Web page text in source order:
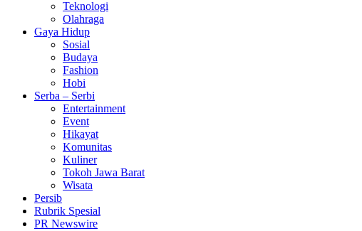
Teknologi
Olahraga
Gaya Hidup
Sosial
Budaya
Fashion
Hobi
Serba – Serbi
Entertainment
Event
Hikayat
Komunitas
Kuliner
Tokoh Jawa Barat
Wisata
Persib
Rubrik Spesial
PR Newswire